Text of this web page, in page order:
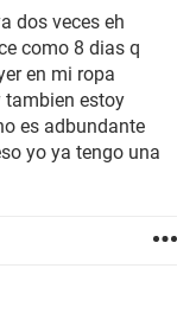
dos veces eh
como 8 dias q
en mi ropa
tambien estoy
es adbundante
yo ya tengo una